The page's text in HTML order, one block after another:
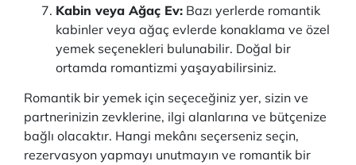
Kabin veya Ağaç Ev: Bazı yerlerde romantik
kabinler veya ağaç evlerde konaklama ve özel
yemek seçenekleri bulunabilir. Doğal bir
ortamda romantizmi yaşayabilirsiniz.
Romantik bir yemek için seçeceğiniz yer, sizin ve
partnerinizin zevklerine, ilgi alanlarına ve bütçenize
bağlı olacaktır. Hangi mekânı seçerseniz seçin,
rezervasyon yapmayı unutmayın ve romantik bir